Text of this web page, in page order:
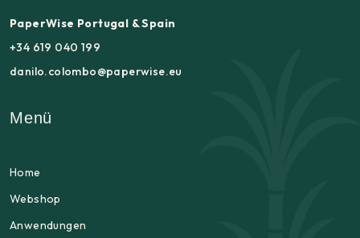
PaperWise Portugal & Spain
+34 619 040 199
danilo.colombo@paperwise.eu
Menü
Home
Webshop
Anwendungen